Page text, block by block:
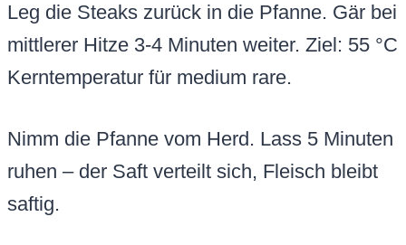
Leg die Steaks zurück in die Pfanne. Gär bei
mittlerer Hitze 3-4 Minuten weiter. Ziel: 55 °C
Kerntemperatur für medium rare.
Nimm die Pfanne vom Herd. Lass 5 Minuten
ruhen – der Saft verteilt sich, Fleisch bleibt
saftig.